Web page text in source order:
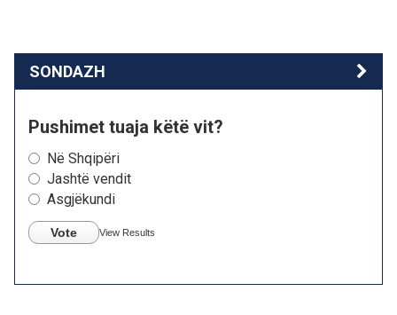
SONDAZH
Pushimet tuaja këtë vit?
Në Shqipëri
Jashtë vendit
Asgjëkundi
Vote View Results